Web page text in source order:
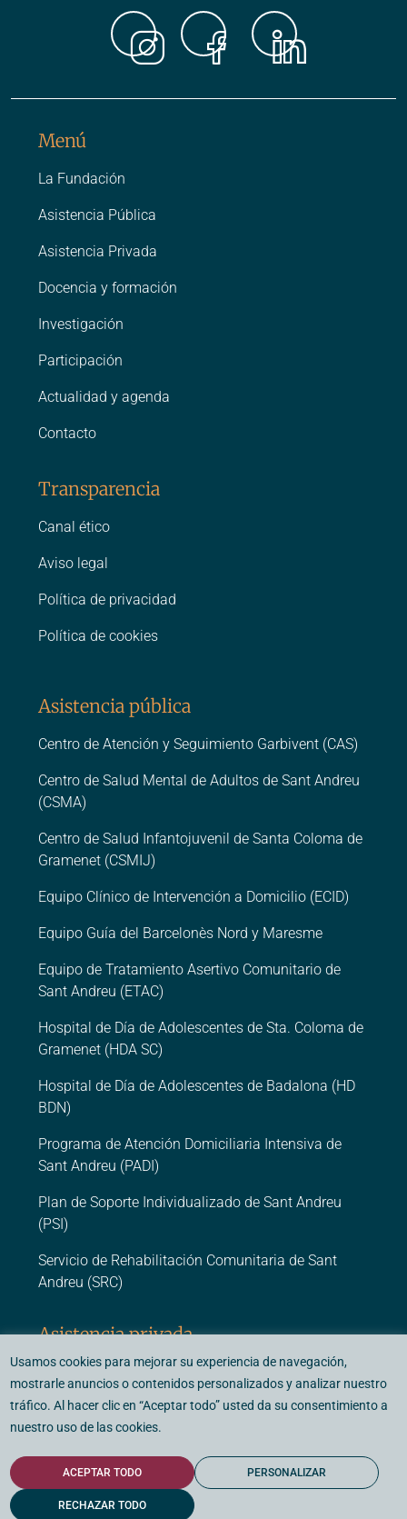
Usamos cookies para mejorar su experiencia de navegación,
mostrarle anuncios o contenidos personalizados y analizar nuestro
tráfico. Al hacer clic en “Aceptar todo” usted da su consentimiento a
nuestro uso de las cookies.
PERSONALIZAR
RECHAZAR TODO
ACEPTAR TODO
Menú
La Fundación
Asistencia Pública
Asistencia Privada
Docencia y formación
Investigación
Participación
Actualidad y agenda
Contacto
Transparencia
Canal ético
Aviso legal
Política de privacidad
Política de cookies
Asistencia pública
Centro de Atención y Seguimiento Garbivent (CAS)
Centro de Salud Mental de Adultos de Sant Andreu
(CSMA)
Centro de Salud Infantojuvenil de Santa Coloma de
Gramenet (CSMIJ)
Equipo Clínico de Intervención a Domicilio (ECID)
Equipo Guía del Barcelonès Nord y Maresme
Equipo de Tratamiento Asertivo Comunitario de
Sant Andreu (ETAC)
Hospital de Día de Adolescentes de Sta. Coloma de
Gramenet (HDA SC)
Hospital de Día de Adolescentes de Badalona (HD
BDN)
Programa de Atención Domiciliaria Intensiva de
Sant Andreu (PADI)
Plan de Soporte Individualizado de Sant Andreu
(PSI)
Servicio de Rehabilitación Comunitaria de Sant
Andreu (SRC)
Asistencia privada
Centro Médico Psicológico Barcelona (CMP
© 2026 - Fundació Vidal i Barraquer. Todos los derechos reservados.
Diseño y desarrollo: Tecnologías de Botones.